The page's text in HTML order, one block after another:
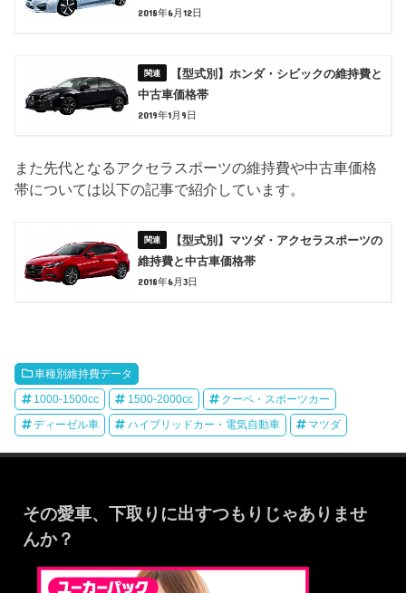
2018年6月12日
【型式別】ホンダ・シビックの維持費と
中古車価格帯
2019年1月9日
また先代となるアクセラスポーツの維持費や中古車価格
帯については以下の記事で紹介しています。
【型式別】マツダ・アクセラスポーツの
維持費と中古車価格帯
2018年6月3日
車種別維持費データ
1000-1500cc 1500-2000cc クーペ・スポーツカー
ディーゼル車 ハイブリッドカー・電気自動車 マツダ
その愛車、下取りに出すつもりじゃありませ
んか？